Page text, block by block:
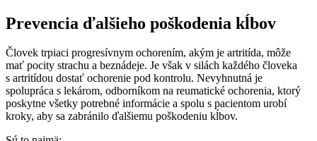
Prevencia ďalšieho poškodenia kĺbov
Človek trpiaci progresívnym ochorením, akým je artritída, môže
mať pocity strachu a beznádeje. Je však v silách každého človeka
s artritídou dostať ochorenie pod kontrolu. Nevyhnutná je
spolupráca s lekárom, odborníkom na reumatické ochorenia, ktorý
poskytne všetky potrebné informácie a spolu s pacientom urobí
kroky, aby sa zabránilo ďalšiemu poškodeniu kĺbov.